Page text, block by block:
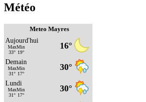
Météo
Meteo Mayres